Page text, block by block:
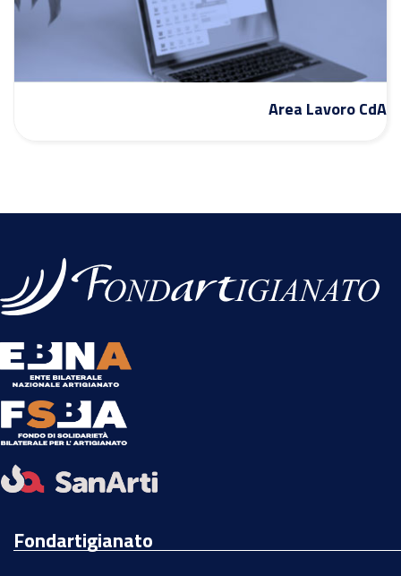
Area Lavoro CdA
Fondartigianato